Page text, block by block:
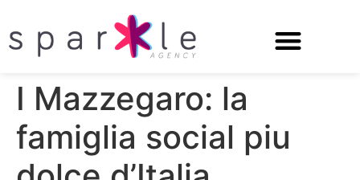
I Mazzegaro: la
famiglia social piu